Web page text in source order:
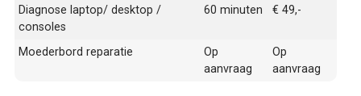
Diagnose laptop/ desktop /
consoles
60 minuten € 49,-
Moederbord reparatie
Op
aanvraag
Op
aanvraag